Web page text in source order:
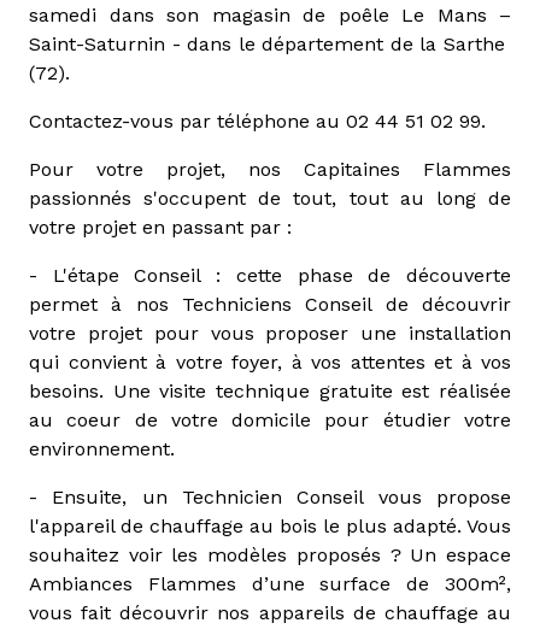
samedi dans son magasin de poêle Le Mans –
Saint-Saturnin - dans le département de la Sarthe
(72).
Contactez-vous par téléphone au 02 44 51 02 99.
Pour votre projet, nos Capitaines Flammes
passionnés s'occupent de tout, tout au long de
votre projet en passant par :
- L'étape Conseil : cette phase de découverte
permet à nos Techniciens Conseil de découvrir
votre projet pour vous proposer une installation
qui convient à votre foyer, à vos attentes et à vos
besoins. Une visite technique gratuite est réalisée
au coeur de votre domicile pour étudier votre
environnement.
- Ensuite, un Technicien Conseil vous propose
l'appareil de chauffage au bois le plus adapté. Vous
souhaitez voir les modèles proposés ? Un espace
Ambiances Flammes d’une surface de 300m²,
vous fait découvrir nos appareils de chauffage au